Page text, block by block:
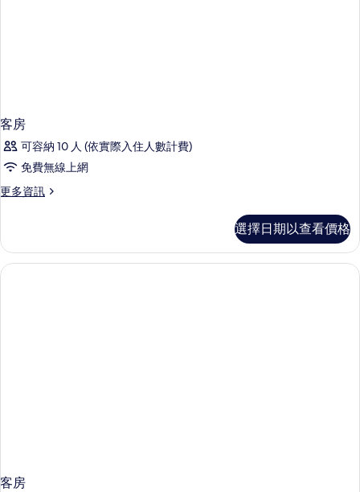
客房
可容納 10 人 (依實際入住人數計費)
免費無線上網
更多資訊
更
的
詳
情
選擇日期以查看價格
客房